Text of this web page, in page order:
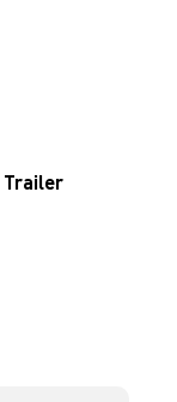
Trailer